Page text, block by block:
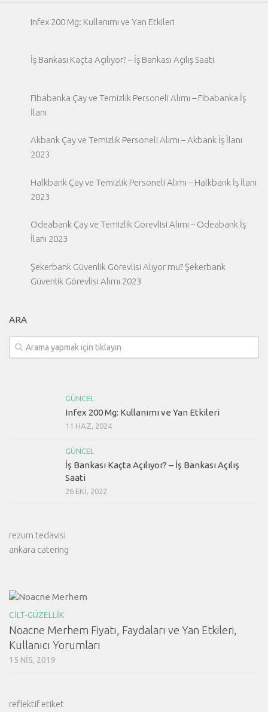
Infex 200 Mg: Kullanımı ve Yan Etkileri
İş Bankası Kaçta Açılıyor? – İş Bankası Açılış Saati
Fibabanka Çay ve Temizlik Personeli Alımı – Fibabanka İş
İlanı
Akbank Çay ve Temizlik Personeli Alımı – Akbank İş İlanı
2023
Halkbank Çay ve Temizlik Personeli Alımı – Halkbank İş İlanı
2023
Odeabank Çay ve Temizlik Görevlisi Alımı – Odeabank İş
İlanı 2023
Şekerbank Güvenlik Görevlisi Alıyor mu? Şekerbank
Güvenlik Görevlisi Alımı 2023
ARA
GÜNCEL
Infex 200 Mg: Kullanımı ve Yan Etkileri
11 HAZ, 2024
GÜNCEL
İş Bankası Kaçta Açılıyor? – İş Bankası Açılış
Saati
26 EKI, 2022
rezum tedavisi
ankara catering
CILT-GÜZELLIK
Noacne Merhem Fiyatı, Faydaları ve Yan Etkileri,
Kullanıcı Yorumları
15 NIS, 2019
reflektif etiket